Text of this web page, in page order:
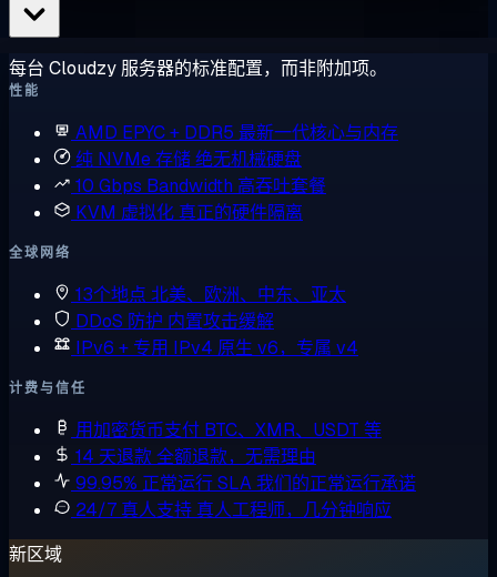
每台 Cloudzy 服务器的标准配置，而非附加项。
性能
AMD EPYC + DDR5 最新一代核心与内存
纯 NVMe 存储绝无机械硬盘
10 Gbps Bandwidth 高吞吐套餐
KVM 虚拟化 真正的硬件隔离
全球网络
13个地点 北美、欧洲、中东、亚太
DDoS 防护 内置攻击缓解
IPv6 + 专用 IPv4 原生 v6，专属 v4
计费与信任
用加密货币支付 BTC、XMR、USDT 等
14 天退款全额退款，无需理由
99.95% 正常运行 SLA我们的正常运行承诺
24/7 真人支持 真人工程师，几分钟响应
新区域